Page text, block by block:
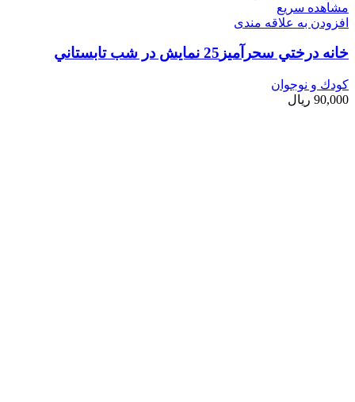
مشاهده سریع
افزودن به علاقه مندی
خانه درختي سحرآميز25 نمايش در شب تابستاني
کودك و نوجوان
90,000 ریال